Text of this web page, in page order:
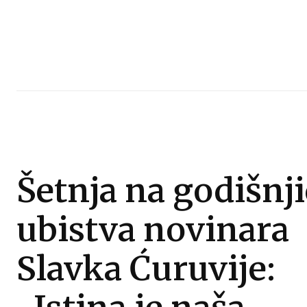
Šetnja na
ubistva novinara
Slavka Ćuruvije: